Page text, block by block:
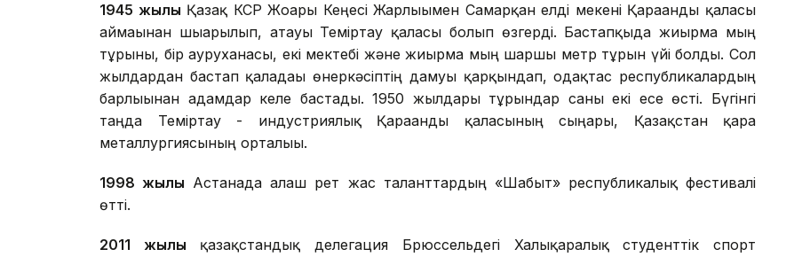
1945 жылы Қазақ КСР Жоғарғы Кеңесі Жарлығымен Самарқан елді мекені Қарағанды қаласы
аймағынан шығарылып, атауы Теміртау қаласы болып өзгерді. Бастапқыда жиырма мың
тұрғыны, бір ауруханасы, екі мектебі және жиырма мың шаршы метр тұрғын үйі болды. Сол
жылдардан бастап қаладағы өнеркәсіптің дамуы қарқындап, одақтас республикалардың
барлығынан адамдар келе бастады. 1950 жылдары тұрғындар саны екі есе өсті. Бүгінгі
таңда Теміртау - индустриялық Қарағанды қаласының сыңары, Қазақстан қара
металлургиясының орталығы.
1998 жылы Астанада алғаш рет жас таланттардың «Шабыт» республикалық фестивалі
өтті.
2011 жылы қазақстандық делегация Брюссельдегі Халықаралық студенттік спорт